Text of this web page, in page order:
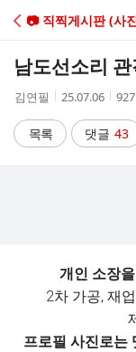
C
A
📷 직찍게시판 (사
남도선소리
작
자
김연필
작
시
간
25.07.06
조
수
927
목록 댓글 43
개인 소장
2차 가공, 재
프로필 사진로는